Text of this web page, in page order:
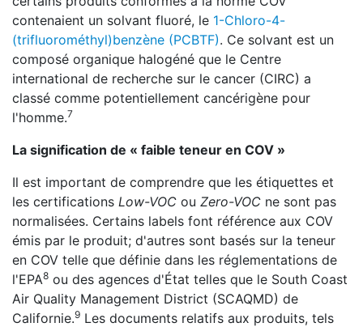
contenaient un solvant fluoré, le 1-Chloro-4-
(trifluorométhyl)benzène (PCBTF). Ce solvant est un
composé organique halogéné que le Centre
international de recherche sur le cancer (CIRC) a
classé comme potentiellement cancérigène pour
l'homme.7
La signification de « faible teneur en COV »
Il est important de comprendre que les étiquettes et
les certifications Low-VOC ou Zero-VOC ne sont pas
normalisées. Certains labels font référence aux COV
émis par le produit; d'autres sont basés sur la teneur
en COV telle que définie dans les réglementations de
l'EPA8 ou des agences d'État telles que le South Coast
Air Quality Management District (SCAQMD) de
Californie.9 Les documents relatifs aux produits, tels